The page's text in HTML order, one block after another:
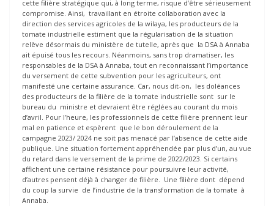
cette filière stratégique qui, à long terme, risque d’être sérieusement
compromise. Ainsi, travaillant en étroite collaboration avec la
direction des services agricoles de la wilaya, les producteurs de la
tomate industrielle estiment que la régularisation de la situation
relève désormais du ministère de tutelle, après que la DSA à Annaba
ait épuisé tous les recours. Néanmoins, sans trop dramatiser, les
responsables de la DSA à Annaba, tout en reconnaissant l’importance
du versement de cette subvention pour les agriculteurs, ont
manifesté une certaine assurance. Car, nous dit-on, les doléances
des producteurs de la filière de la tomate industrielle sont sur le
bureau du ministre et devraient être réglées au courant du mois
d’avril. Pour l’heure, les professionnels de cette filière prennent leur
mal en patience et espèrent que le bon déroulement de la
campagne 2023/ 2024 ne soit pas menacé par l’absence de cette aide
publique. Une situation fortement appréhendée par plus d’un, au vue
du retard dans le versement de la prime de 2022/2023. Si certains
affichent une certaine résistance pour poursuivre leur activité,
d’autres pensent déjà à changer de filière. Une filière dont dépend
du coup la survie de l’industrie de la transformation de la tomate à
Annaba.